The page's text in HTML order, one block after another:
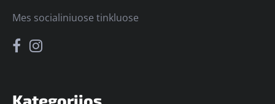
Kategorijos
Mes socialiniuose tinkluose